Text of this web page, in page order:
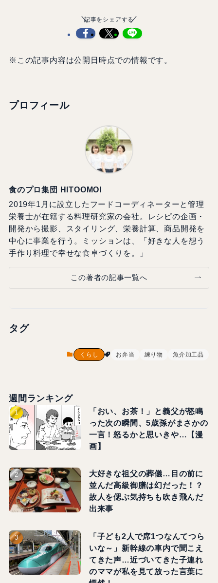
記事をシェアする
※この記事内容は公開日時点での情報です。
プロフィール
食のプロ集団 HITOOMOI
2019年1月に設立したフードコーディネーターと管理
栄養士が在籍する料理研究家の会社。レシピの企画・
開発から撮影、スタイリング、栄養計算、商品開発を
中心に事業を行う。ミッションは、「好きな人を想う
手作り料理で幸せな食卓づくりを。」
この著者の記事一覧へ
タグ
くらし お弁当 練り物 魚介加工品
週間ランキング
「おい、お茶！」と義父が怒鳴
った次の瞬間、5歳孫がまさかの
一言！怒るかと思いきや…【漫
画】
大好きな祖父の葬儀…目の前に
並んだ高級御膳は幻だった！？
故人を偲ぶ気持ちも吹き飛んだ
出来事
「子ども2人で席1つなんてつら
いな～」新幹線の車内で聞こえ
てきた声…近づいてきた子連れ
のママが私を見て放った言葉に